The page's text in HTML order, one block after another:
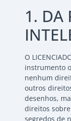
1. DA
O
instrumento
nenhum
outros
desenhos,
direitos
segredos de